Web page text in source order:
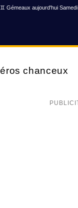
♊ Gémeaux aujourd'hui Samedi
chanceux